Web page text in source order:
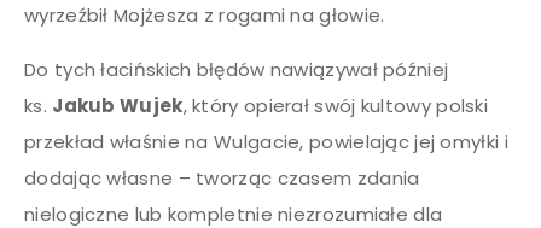
wyrzeźbił Mojżesza z rogami na głowie.
Do tych łacińskich błędów nawiązywał później
ks. Jakub Wujek, który opierał swój kultowy polski
przekład właśnie na Wulgacie, powielając jej omyłki i
dodając własne – tworząc czasem zdania
nielogiczne lub kompletnie niezrozumiałe dla